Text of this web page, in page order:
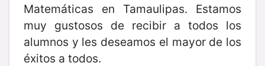
Matemáticas en Tamaulipas. Estamos
muy gustosos de recibir a todos los
alumnos y les deseamos el mayor de los
éxitos a todos.